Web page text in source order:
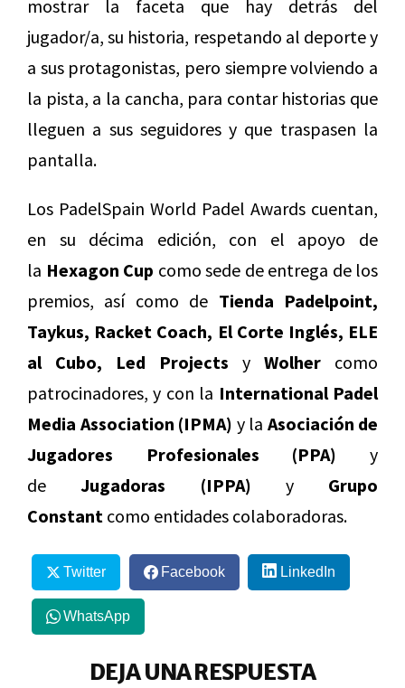
mostrar la faceta que hay detrás del
jugador/a, su historia, respetando al deporte y
a sus protagonistas, pero siempre volviendo a
la pista, a la cancha, para contar historias que
lleguen a sus seguidores y que traspasen la
pantalla.
Los PadelSpain World Padel Awards cuentan,
en su décima edición, con el apoyo de
la Hexagon Cup como sede de entrega de los
premios, así como de Tienda Padelpoint,
Taykus, Racket Coach, El Corte Inglés, ELE
al Cubo, Led Projects y Wolher como
patrocinadores, y con la International Padel
Media Association (IPMA) y la Asociación de
Jugadores Profesionales (PPA) y
deJugadoras (IPPA) yGrupo
Constant como entidades colaboradoras.
Twitter Facebook LinkedIn
WhatsApp
DEJA UNA RESPUESTA